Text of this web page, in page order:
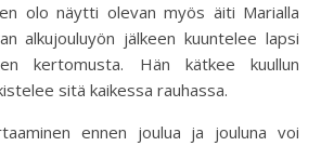
olo näytti olevan myös äiti Marialla
alkujouluyön jälkeen kuuntelee lapsi
kertomusta. Hän kätkee kuullun
sitä kaikessa rauhassa.
ennen joulua ja jouluna voi